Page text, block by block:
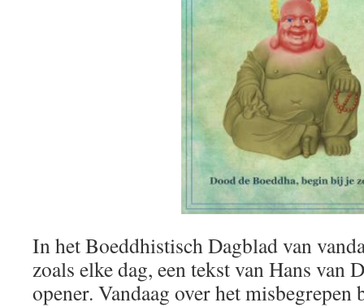
In het Boeddhistisch Dagblad van
zoals elke dag, een tekst van Hans van
opener. Vandaag over het